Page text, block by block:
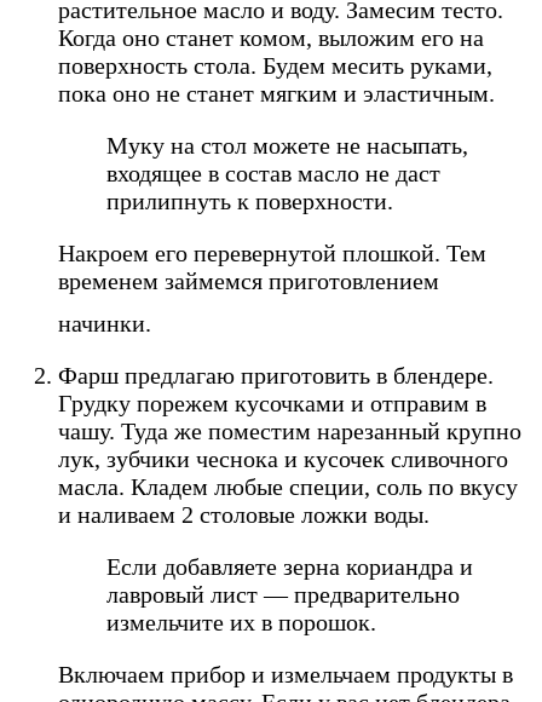
растительное масло и воду. Замесим тесто.
Когда оно станет комом, выложим его на
поверхность стола. Будем месить руками,
пока оно не станет мягким и эластичным.
Муку на стол можете не насыпать,
входящее в состав масло не даст
прилипнуть к поверхности.
Накроем его перевернутой плошкой. Тем
временем займемся приготовлением
начинки.
Фарш предлагаю приготовить в блендере.
Грудку порежем кусочками и отправим в
чашу. Туда же поместим нарезанный крупно
лук, зубчики чеснока и кусочек сливочного
масла. Кладем любые специи, соль по вкусу
и наливаем 2 столовые ложки воды.
Если добавляете зерна кориандра и
лавровый лист — предварительно
измельчите их в порошок.
Включаем прибор и измельчаем продукты в